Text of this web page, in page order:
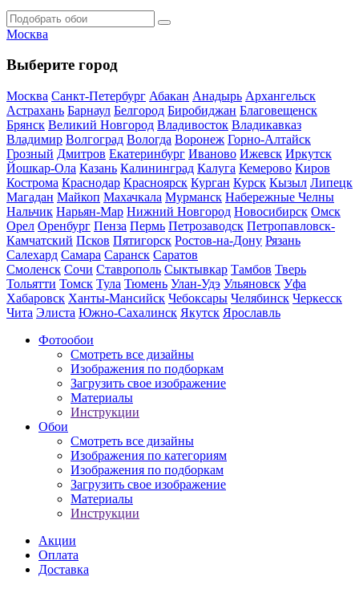
Москва
Выберите город
Москва Санкт-Петербург Абакан Анадырь Архангельск
Астрахань Барнаул Белгород Биробиджан Благовещенск
Брянск Великий Новгород Владивосток Владикавказ
Владимир Волгоград Вологда Воронеж Горно-Алтайск
Грозный Дмитров Екатеринбург Иваново Ижевск Иркутск
Йошкар-Ола Казань Калининград Калуга Кемерово Киров
Кострома Краснодар Красноярск Курган Курск Кызыл Липецк
Магадан Майкоп Махачкала Мурманск Набережные Челны
Нальчик Нарьян-Мар Нижний Новгород Новосибирск Омск
Орел Оренбург Пенза Пермь Петрозаводск Петропавловск-
Камчатский Псков Пятигорск Ростов-на-Дону Рязань
Салехард Самара Саранск Саратов
Смоленск Сочи Ставрополь Сыктывкар Тамбов Тверь
Тольятти Томск Тула Тюмень Улан-Удэ Ульяновск Уфа
Хабаровск Ханты-Мансийск Чебоксары Челябинск Черкесск
Чита Элиста Южно-Сахалинск Якутск Ярославль
Фотообои
Смотреть все дизайны
Изображения по подборкам
Загрузить свое изображение
Материалы
Инструкции
Обои
Смотреть все дизайны
Изображения по категориям
Изображения по подборкам
Загрузить свое изображение
Материалы
Инструкции
Акции
Оплата
Доставка